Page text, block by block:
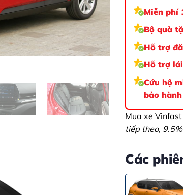
Miễn phí
Bộ quà
Hỗ trợ
Hỗ trợ
Cứu hộ
bảo
Mua xe
tiếp theo,
Các